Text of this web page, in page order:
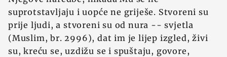
suprotstavljaju i uopće ne griješe. Stvoreni su
prije ljudi, a stvoreni su od nura -- svjetla
(Muslim, br. 2996), dat im je lijep izgled, živi
su, kreću se, uzdižu se i spuštaju, govore,